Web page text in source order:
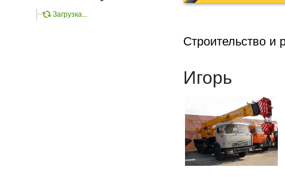
Загрузка...
Строительство и
Игорь